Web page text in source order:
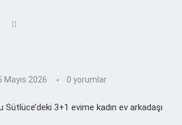
Mayıs 2026 0 yorumlar
Sütlüce’deki 3+1 evime kadın ev arkadaşı